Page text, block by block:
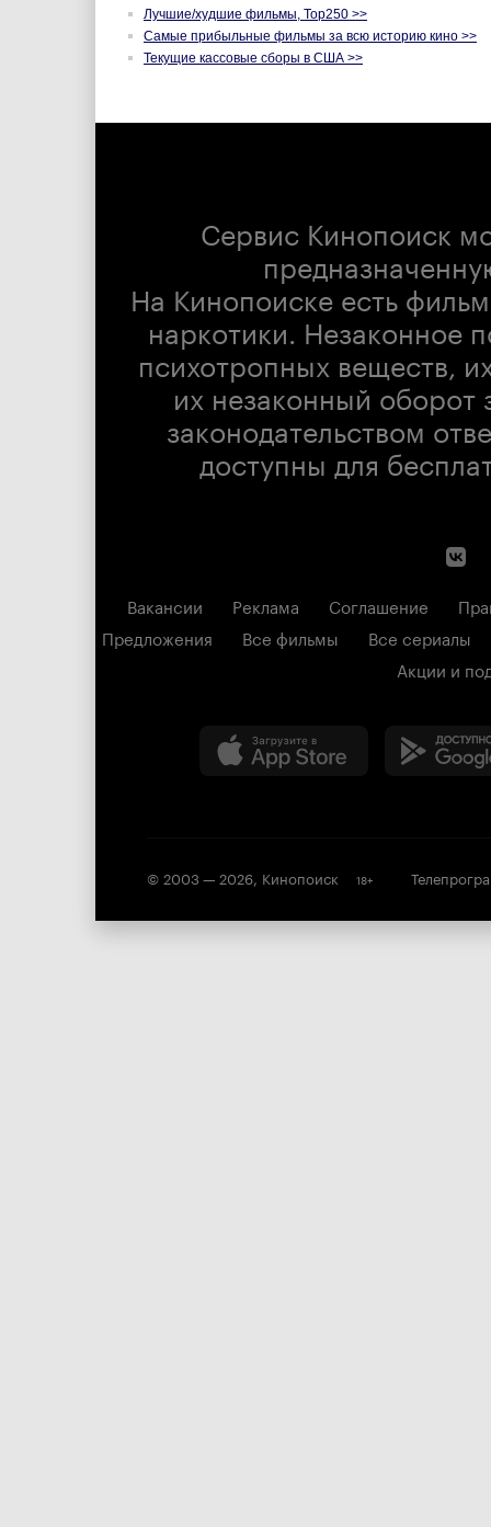
Лучшие/худшие фильмы, Top250 >>
Самые прибыльные фильмы за всю историю кино >>
Текущие кассовые сборы в США >>
Сервис Кинопоиск
На Кинопоиске есть
наркотики. Незаконное
психотропных веществ,
их незаконный оборот
законодательством
доступны для
Вакансии Реклама Соглашение
Предложения
Все фильмы
Все сериалы
Акции и
© 2003 — 2026, Кинопоиск 18+